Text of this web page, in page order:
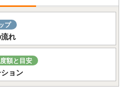
プ
れ
額と目安
ョン